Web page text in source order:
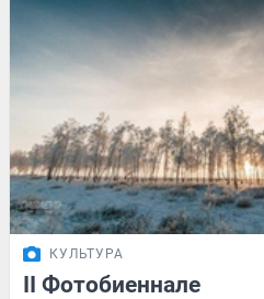
КУЛЬТУРА
II Фотобиеннале